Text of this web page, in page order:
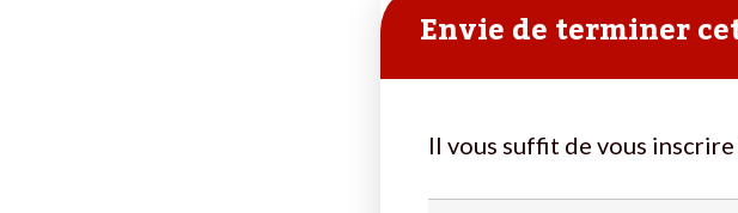
Envie de terminer
Il vous suffit de vous